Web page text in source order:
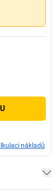
nákladů